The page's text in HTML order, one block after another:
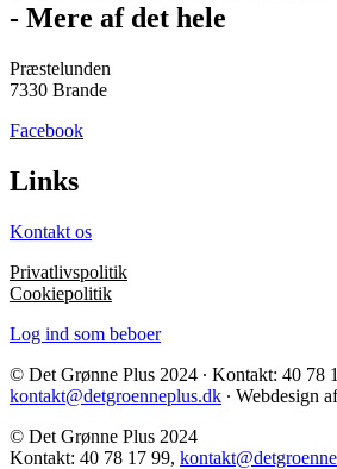
- Mere af det hele
Præstelunden
7330 Brande
Facebook
Links
Kontakt os
Privatlivspolitik
Cookiepolitik
Log ind som beboer
© Det Grønne Plus 2024 ∙ Kontakt: 40 78
kontakt@detgroenneplus.dk ∙ Webdesign
© Det Grønne Plus 2024
Kontakt: 40 78 17 99,